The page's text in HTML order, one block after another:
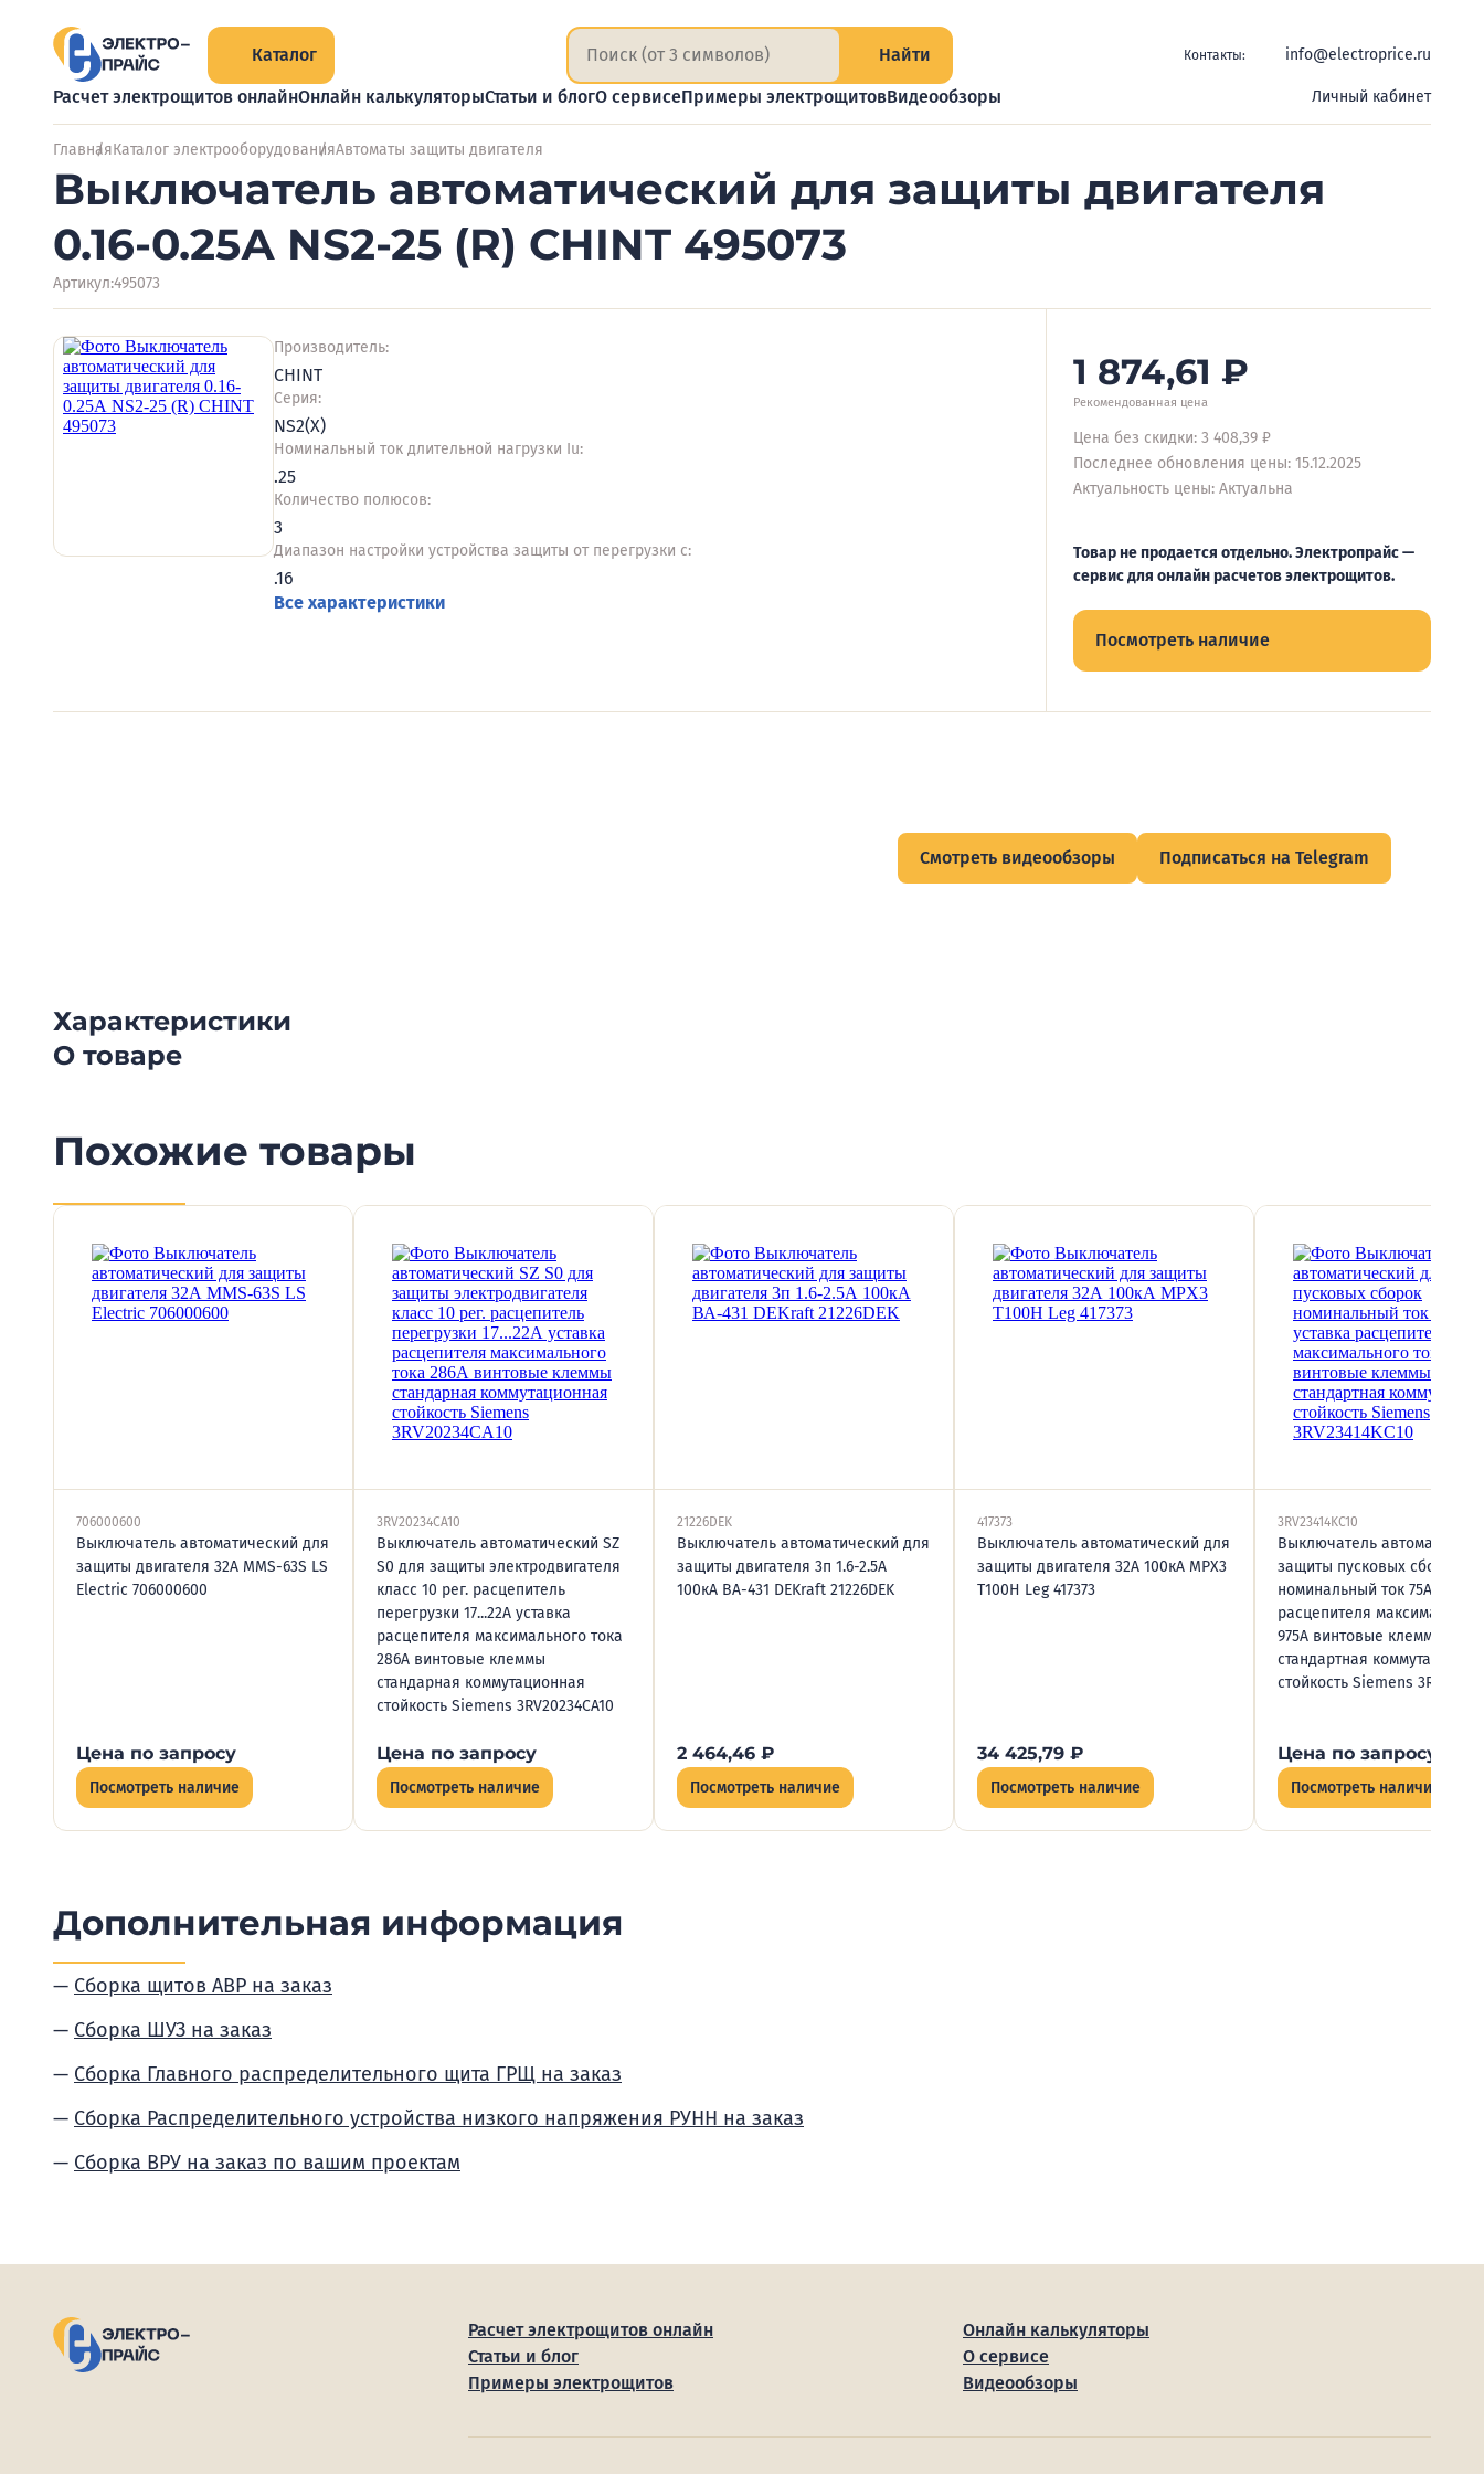
Каталог Найти Контакты: info@electroprice.ru
Расчет электрощитов онлайнОнлайн калькуляторыСтатьи и блогО сервисеПримеры электрощитовВидеообзоры Личный кабинет
ГлавнаяКаталог электрооборудованияАвтоматы защиты двигателя
Выключатель автоматический для защиты двигателя
0.16-0.25А NS2-25 (R) CHINT 495073
Артикул:495073
Производитель:
CHINT
Серия:
NS2(X)
Номинальный ток длительной нагрузки Iu:
.25
Количество полюсов:
3
Диапазон настройки устройства защиты от перегрузки с:
.16
Все характеристики
1 874,61 ₽
Рекомендованная цена
Цена без скидки: 3 408,39 ₽
Последнее обновления цены: 15.12.2025
Актуальность цены: Актуальна
Товар не продается отдельно. Электропрайс —
сервис для онлайн расчетов электрощитов.
Посмотреть наличие
Смотреть видеообзоры Подписаться на Telegram
Характеристики
О товаре
Похожие товары
706000600
Выключатель автоматический для
защиты двигателя 32А MMS-63S LS
Electric 706000600
Цена по запросу
Посмотреть наличие
3RV20234CA10
Выключатель автоматический SZ
S0 для защиты электродвигателя
класс 10 рег. расцепитель
перегрузки 17...22А уставка
расцепителя максимального тока
286А винтовые клеммы
стандарная коммутационная
стойкость Siemens 3RV20234CA10
Цена по запросу
Посмотреть наличие
21226DEK
Выключатель автоматический для
защиты двигателя 3п 1.6-2.5А
100кА ВА-431 DEKraft 21226DEK
2 464,46 ₽
Посмотреть наличие
417373
Выключатель автоматический для
защиты двигателя 32А 100кА MPX3
T100H Leg 417373
34 425,79 ₽
Посмотреть наличие
3RV23414KC10
Выключатель
защиты пусковых сборок
номинальный ток 75А
расцепителя
975А винтовые клеммы
стандартная
стойкость Siemens
Цена по запросу
Посмотреть наличие
Дополнительная информация
Сборка щитов АВР на заказ
Сборка ШУЗ на заказ
Сборка Главного распределительного щита ГРЩ на заказ
Сборка Распределительного устройства низкого напряжения РУНН на заказ
Сборка ВРУ на заказ по вашим проектам
Расчет электрощитов онлайн
Онлайн калькуляторы
Статьи и блог
О сервисе
Примеры электрощитов
Видеообзоры